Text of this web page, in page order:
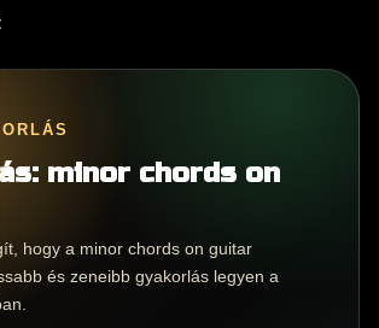
minor chords on
hogy a minor chords on guitar
és zeneibb gyakorlás legyen a